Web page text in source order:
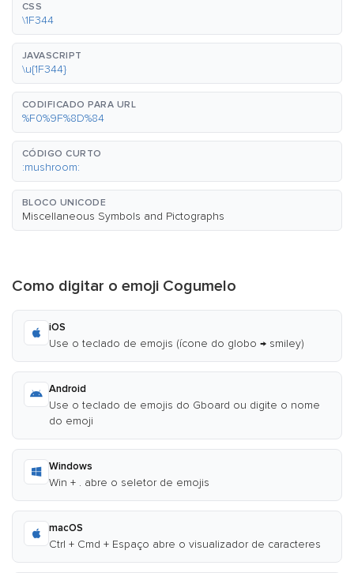
CSS
\1F344
JAVASCRIPT
\u{1F344}
CODIFICADO PARA URL
%F0%9F%8D%84
CÓDIGO CURTO
:mushroom:
BLOCO UNICODE
Miscellaneous Symbols and Pictographs
Como digitar o emoji Cogumelo
iOS
Use o teclado de emojis (ícone do globo → smiley)
Android
Use o teclado de emojis do Gboard ou digite o nome
do emoji
Windows
Win + . abre o seletor de emojis
macOS
Ctrl + Cmd + Espaço abre o visualizador de caracteres